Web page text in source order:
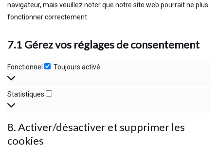
navigateur, mais veuillez noter que notre site web pourrait ne plus
fonctionner correctement.
7.1 Gérez vos réglages de consentement
Fonctionnel Toujours activé
Statistiques
8. Activer/désactiver et supprimer les
cookies